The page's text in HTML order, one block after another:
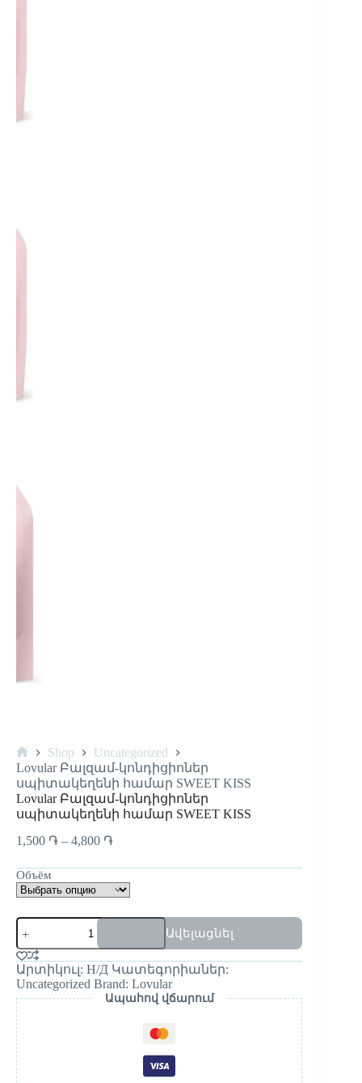
Shop
Uncategorized
Lovular Բալզամ-կոնդիցիոներ
սպիտակեղենի համար SWEET KISS
Lovular Բալզամ-կոնդիցիոներ
սպիտակեղենի համար SWEET KISS
1,500 ֏ – 4,800 ֏
Объём
Ավելացնել
Արտիկուլ: Н/Д Կատեգորիաներ:
Uncategorized Brand: Lovular
Ապահով վճարում